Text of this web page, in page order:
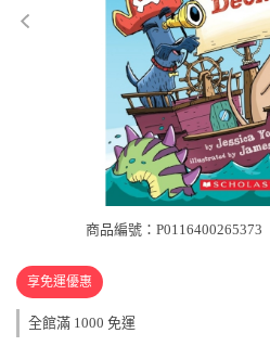
商品編號：P0116400265373
享免運優惠
全館滿 1000 免運